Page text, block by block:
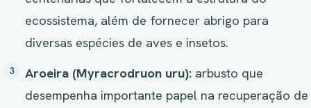
ecossistema, além de fornecer abrigo para
diversas espécies de aves e insetos.
Aroeira (Myracrodruon uru): arbusto que
desempenha importante papel na recuperação de